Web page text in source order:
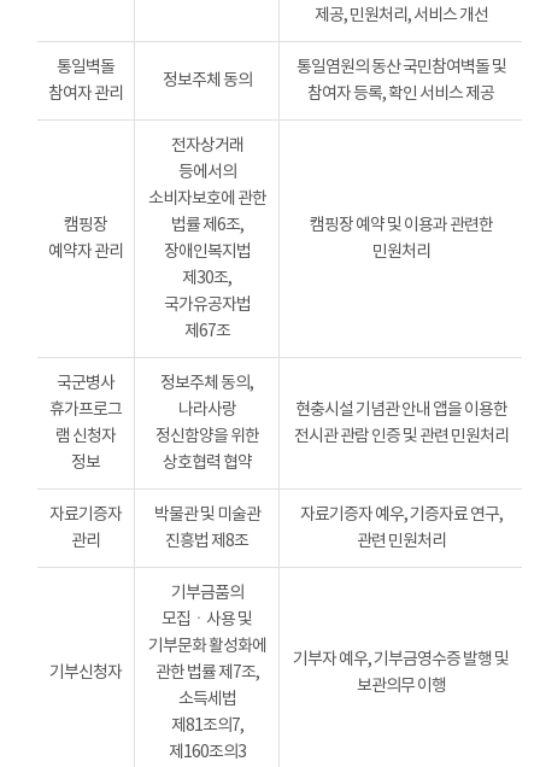
제공, 민원처리, 서비스 개선
통일벽돌
참여자 관리
정보주체 동의
통일염원의 동산 국민참여벽돌 및
참여자 등록, 확인 서비스 제공
캠핑장
예약자 관리
전자상거래
등에서의
소비자보호에 관한
법률 제6조,
장애인복지법
제30조,
국가유공자법
제67조
캠핑장 예약 및 이용과 관련한
민원처리
국군병사
휴가프로그
램 신청자
정보
정보주체 동의,
나라사랑
정신함양을 위한
상호협력 협약
현충시설 기념관 안내 앱을 이용한
전시관 관람 인증 및 관련 민원처리
자료기증자
관리
박물관 및 미술관
진흥법 제8조
자료기증자 예우, 기증자료 연구,
관련 민원처리
기부신청자
기부금품의
모집ㆍ사용 및
기부문화 활성화에
관한 법률 제7조,
소득세법
제81조의7,
제160조의3
기부자 예우, 기부금영수증 발행 및
보관의무 이행